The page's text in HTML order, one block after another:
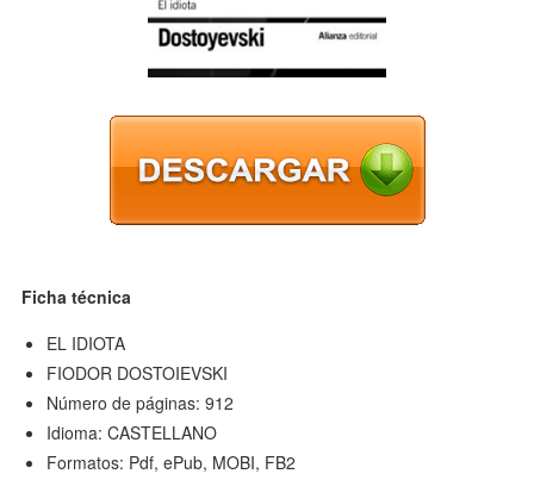
Ficha técnica
EL IDIOTA
FIODOR DOSTOIEVSKI
Número de páginas: 912
Idioma: CASTELLANO
Formatos: Pdf, ePub, MOBI, FB2